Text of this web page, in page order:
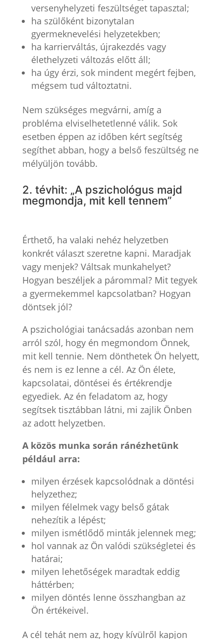
versenyhelyzeti feszültséget tapasztal;
ha szülőként bizonytalan
gyermeknevelési helyzetekben;
ha karrierváltás, újrakezdés vagy
élethelyzeti változás előtt áll;
ha úgy érzi, sok mindent megért fejben,
mégsem tud változtatni.
Nem szükséges megvárni, amíg a
probléma elviselhetetlenné válik. Sok
esetben éppen az időben kért segítség
segíthet abban, hogy a belső feszültség ne
mélyüljön tovább.
2. tévhit: „A pszichológus majd
megmondja, mit kell tennem”
Érthető, ha valaki nehéz helyzetben
konkrét választ szeretne kapni. Maradjak
vagy menjek? Váltsak munkahelyet?
Hogyan beszéljek a párommal? Mit tegyek
a gyermekemmel kapcsolatban? Hogyan
döntsek jól?
A pszichológiai tanácsadás azonban nem
arról szól, hogy én megmondom Önnek,
mit kell tennie. Nem dönthetek Ön helyett,
és nem is ez lenne a cél. Az Ön élete,
kapcsolatai, döntései és értékrendje
egyediek. Az én feladatom az, hogy
segítsek tisztábban látni, mi zajlik Önben
az adott helyzetben.
A közös munka során ránézhetünk
például arra:
milyen érzések kapcsolódnak a döntési
helyzethez;
milyen félelmek vagy belső gátak
nehezítik a lépést;
milyen ismétlődő minták jelennek meg;
hol vannak az Ön valódi szükségletei és
határai;
milyen lehetőségek maradtak eddig
háttérben;
milyen döntés lenne összhangban az
Ön értékeivel.
A cél tehát nem az, hogy kívülről kapjon